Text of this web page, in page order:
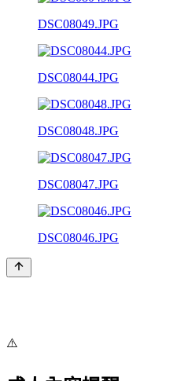
DSC08049.JPG
DSC08044.JPG
DSC08048.JPG
DSC08047.JPG
DSC08046.JPG
⚠️